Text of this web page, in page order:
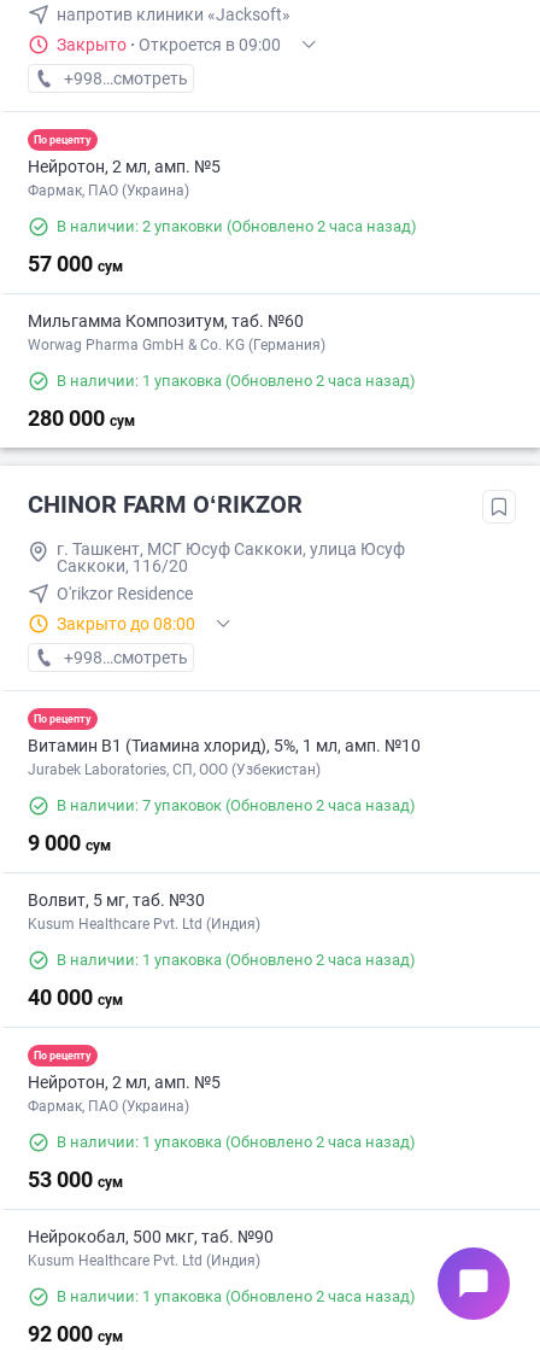
напротив клиники «Jacksoft»
Закрыто · Откроется в 09:00
+998 (97) XXX-XX-XX
смотреть
По рецепту
Нейротон, 2 мл, амп. №5
Фармак, ПАО (Украина)
В наличии: 2 упаковки (Обновлено 2 часа назад)
57 000 сум
Мильгамма Композитум, таб. №60
Worwag Pharma GmbH & Co. KG (Германия)
В наличии: 1 упаковка (Обновлено 2 часа назад)
280 000 сум
CHINOR FARM OʻRIKZOR
г. Ташкент, МСГ Юсуф Саккоки, улица Юсуф
Саккоки, 116/20
O'rikzor Residence
Закрыто до 08:00
+998 (77) XXX-XX-XX
смотреть
По рецепту
Витамин B1 (Тиамина хлорид), 5%, 1 мл, амп. №10
Jurabek Laboratories, СП, ООО (Узбекистан)
В наличии: 7 упаковок (Обновлено 2 часа назад)
9 000 сум
Волвит, 5 мг, таб. №30
Kusum Healthcare Pvt. Ltd (Индия)
В наличии: 1 упаковка (Обновлено 2 часа назад)
40 000 сум
По рецепту
Нейротон, 2 мл, амп. №5
Фармак, ПАО (Украина)
В наличии: 1 упаковка (Обновлено 2 часа назад)
53 000 сум
Нейрокобал, 500 мкг, таб. №90
Kusum Healthcare Pvt. Ltd (Индия)
В наличии: 1 упаковка (Обновлено 2 часа назад)
92 000 сум
chat_bubble